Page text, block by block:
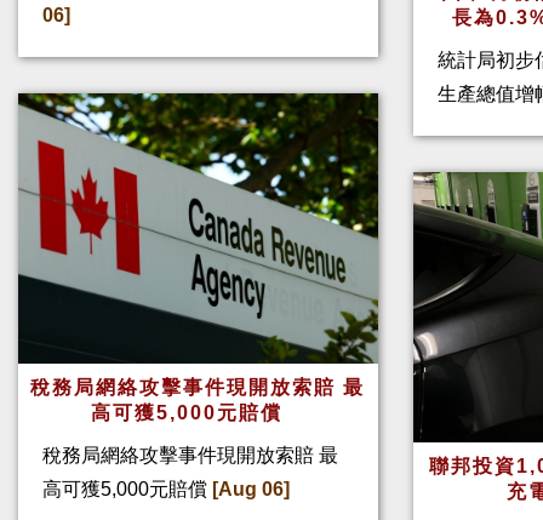
06]
稅務局網絡攻擊事件現開放索賠 最
高可獲5,000元賠償
稅務局網絡攻擊事件現開放索賠 最
高可獲5,000元賠償 [Aug 06]
長為
統計局初步
生產總值增
聯邦投資
充